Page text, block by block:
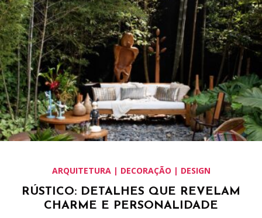
ARQUITETURA | DECORAÇÃO | DESIGN
RÚSTICO: DETALHES QUE REVELAM
CHARME E PERSONALIDADE